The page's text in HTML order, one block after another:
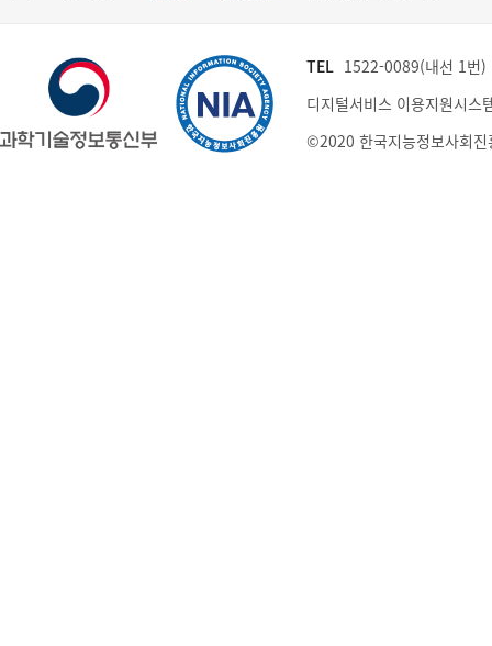
TEL 1522-0089(내선 1번
디지털서비스 이용지원시스
©2020 한국지능정보사회진